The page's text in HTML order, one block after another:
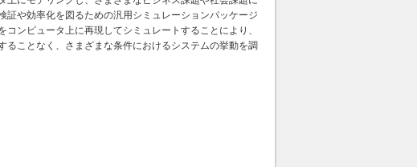
証や効率化を図るための汎用シミュレーションパッケージ
コンピュータ上に再現してシミュレートすることにより、
ることなく、さまざまな条件におけるシステムの挙動を調